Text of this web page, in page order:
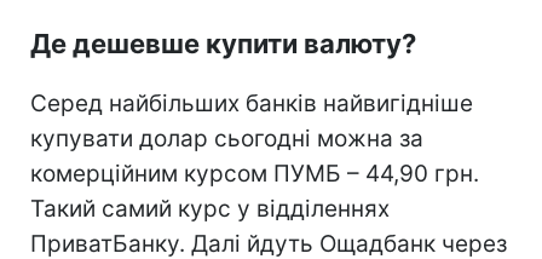
Де дешевше купити валюту?
Серед найбільших банків найвигідніше
купувати долар сьогодні можна за
комерційним курсом ПУМБ – 44,90 грн.
Такий самий курс у відділеннях
ПриватБанку. Далі йдуть Ощадбанк через